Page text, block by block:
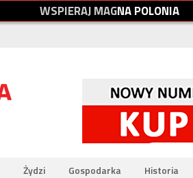
WSPIERAJMAGNAPOLONIA
Żydzi Gospodarka Historia